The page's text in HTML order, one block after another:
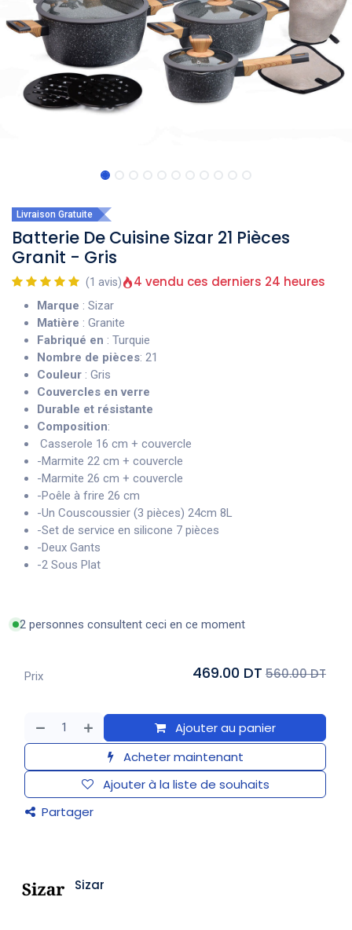
Livraison Gratuite
Batterie De Cuisine Sizar 21 Pièces
Granit - Gris
(1 avis) 4 vendu ces derniers 24 heures
Marque : Sizar
Matière : Granite
Fabriqué en : Turquie
Nombre de pièces: 21
Couleur : Gris
Couvercles en verre
Durable et résistante
Composition:
Casserole 16 cm + couvercle
-Marmite 22 cm + couvercle
-Marmite 26 cm + couvercle
-Poêle à frire 26 cm
-Un Couscoussier (3 pièces) 24cm 8L
-Set de service en silicone 7 pièces
-Deux Gants
-2 Sous Plat
2 personnes consultent ceci en ce moment
Ajouter au panier
Acheter maintenant
Ajouter à la liste de souhaits
Partager
Prix 469.00 DT 560.00 DT
Sizar